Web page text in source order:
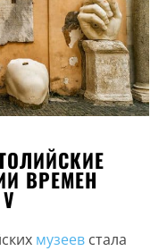
ВРЕМЕН
музеев стала